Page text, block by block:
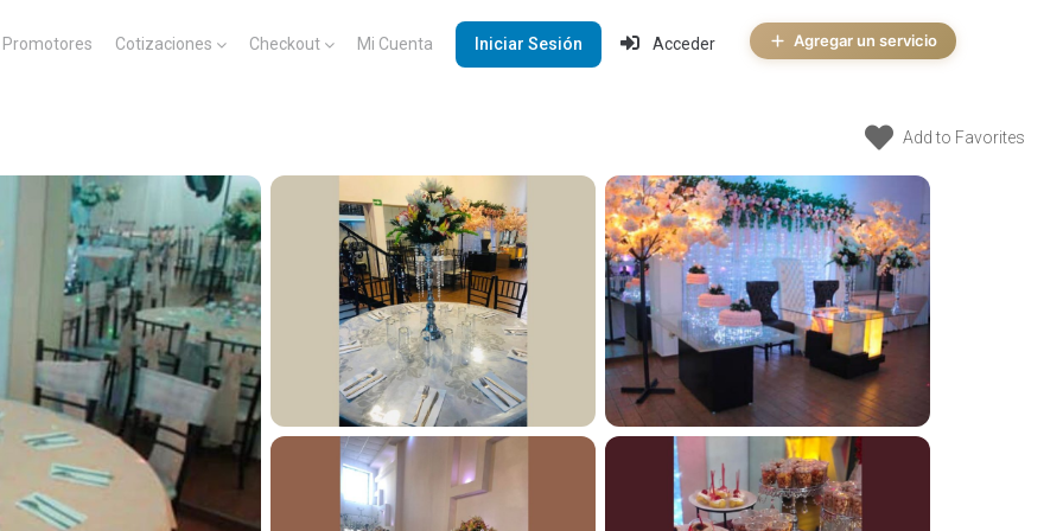
Promotores Cotizaciones Checkout Mi Cuenta Iniciar Sesión Acceder Agregar un servicio
Add to Favorites